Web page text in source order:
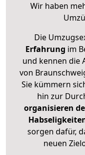
Wir haben
Die
Erfahrung im
und kennen die
von
Sie kümmern
hin zur
organisieren
sorgen dafür,
neuen